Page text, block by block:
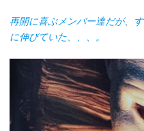
再開に喜ぶメンバー達だが、
に伸びていた、、、。